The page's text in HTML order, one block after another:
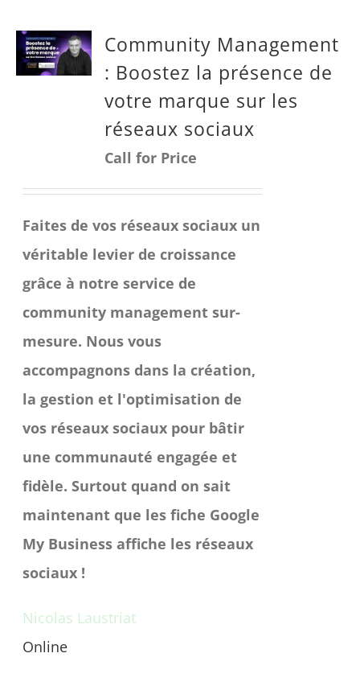
Français
Community Management
: Boostez la présence de
votre marque sur les
réseaux sociaux
Call for Price
Faites de vos réseaux sociaux un
véritable levier de croissance
grâce à notre service de
community management sur-
mesure. Nous vous
accompagnons dans la création,
la gestion et l'optimisation de
vos réseaux sociaux pour bâtir
une communauté engagée et
fidèle. Surtout quand on sait
maintenant que les fiche Google
My Business affiche les réseaux
sociaux !
Nicolas Laustriat
Online